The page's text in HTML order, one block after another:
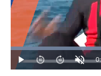
Mainkan
Suara
Hidup